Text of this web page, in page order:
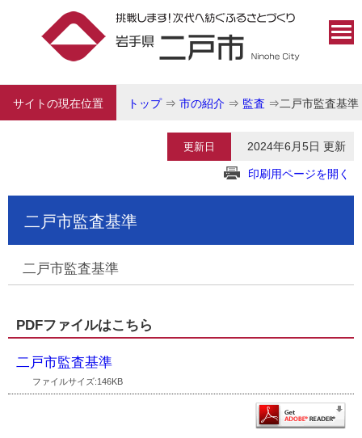
サイトの現在位置 トップ⇒ 市の紹介 ⇒ 監査 ⇒二戸市監査基準
更新日 2024年6月5日 更新
印刷用ページを開く
二戸市監査基準
二戸市監査基準
PDFファイルはこちら
二戸市監査基準
ファイルサイズ:146KB